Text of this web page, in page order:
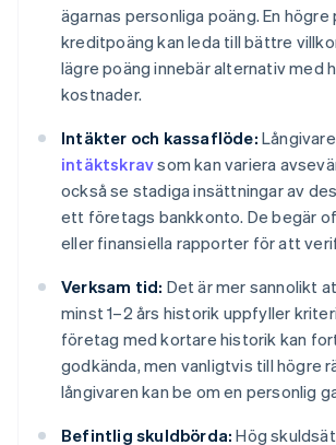
ägarnas personliga poäng. En högre
kreditpoäng kan leda till bättre
lägre poäng innebär alternativ med
kostnader.
Intäkter och kassaflöde:
intäktskravsom kan variera
också se stadiga insättningar av
ett företags bankkonto. De begär
eller finansiella rapporter för att
Verksam tid: Det är mer sannolikt
minst 1–2 års historik uppfyller
företag med kortare historik kan
godkända, men vanligtvis till högre
långivaren kan be om en personlig
Befintlig skuldbörda: Hög